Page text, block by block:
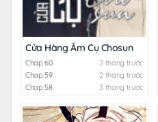
Cửa Hàng Âm Cụ Chosun
Chap 60
2 tháng trước
Chap 59
2 tháng trước
Chap 58
3 tháng trước